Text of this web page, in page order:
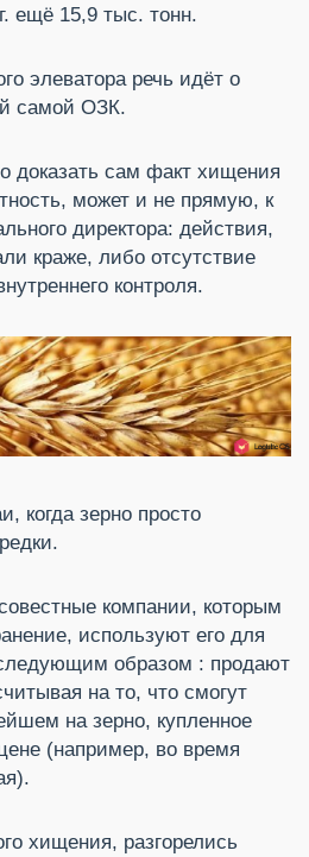
ещё 15,9 тыс. тонн.
элеватора речь идёт о
самой ОЗК.
доказать сам факт хищения
может и не прямую, к
директора: действия,
краже, либо отсутствие
контроля.
когда зерно просто
компании, которым
используют его для
образом : продают
на то, что смогут
на зерно, купленное
(например, во время
хищения, разгорелись